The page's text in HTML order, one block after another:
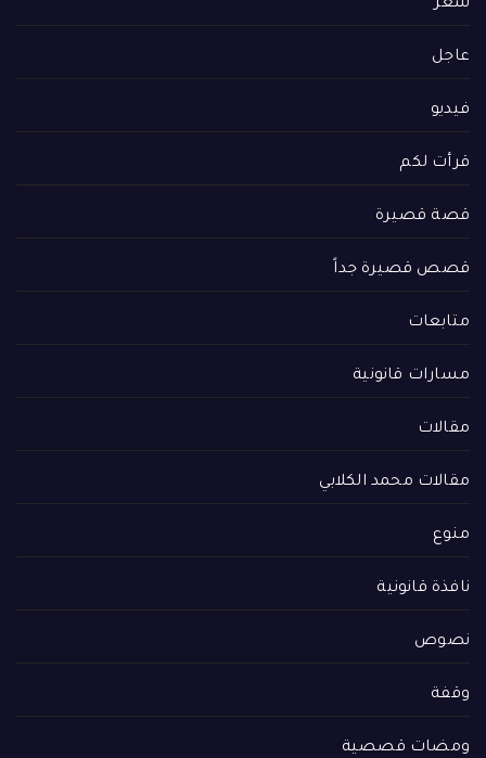
شعر
عاجل
فيديو
قرأت لكم
قصة قصيرة
قصص قصيرة جداً
متابعات
مسارات قانونية
مقالات
مقالات محمد الكلابي
منوع
نافذة قانونية
نصوص
وقفة
ومضات قصصية